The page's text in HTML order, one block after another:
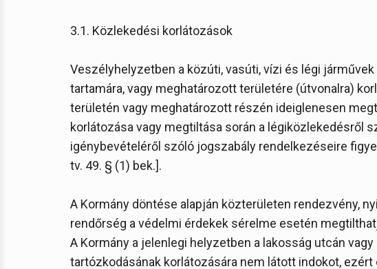
3.1. Közlekedési korlátozások
Veszélyhelyzetben a közúti, vasúti, vízi és légi
tartamára, vagy meghatározott területére (útvonalra)
területén vagy meghatározott részén ideiglenesen
korlátozása vagy megtiltása során a légiközlekedésről
igénybevételéről szóló jogszabály rendelkezéseire
tv. 49. § (1) bek.].
A Kormány döntése alapján közterületen rendezvény,
rendőrség a védelmi érdekek sérelme esetén
A Kormány a jelenlegi helyzetben a lakosság utcán
tartózkodásának korlátozására nem látott indokot, ezért